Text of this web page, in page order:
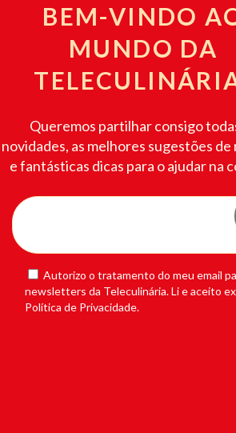
BEM-VINDO
MUNDO DA
Queremos partilhar consigo
novidades, as melhores sugestões
e fantásticas dicas para o ajudar na
Autorizo o tratamento do meu email
newsletters da Teleculinária. Li e aceito
Política de Privacidade.